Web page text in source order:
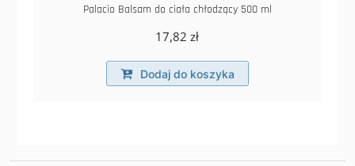
Palacio Balsam do ciała chłodzący 500 ml
17,82zł
Dodaj do koszyka